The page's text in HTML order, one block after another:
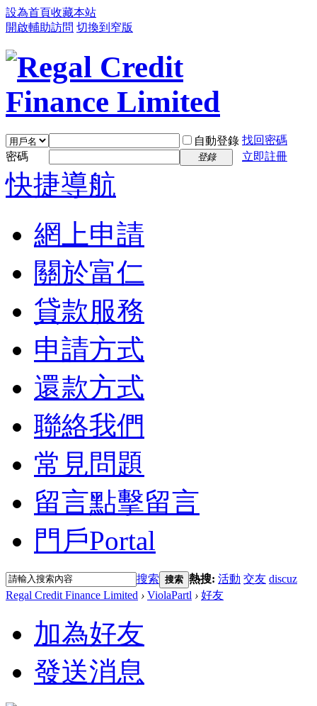
設為首頁收藏本站
開啟輔助訪問 切換到窄版
自動登錄 找回密碼
密碼
登錄 立即註冊
快捷導航
網上申請
關於富仁
貸款服務
申請方式
還款方式
聯絡我們
常見問題
留言點擊留言
門戶Portal
搜索 搜索 熱搜: 活動 交友 discuz
Regal Credit Finance Limited › ViolaPartl › 好友
加為好友
發送消息